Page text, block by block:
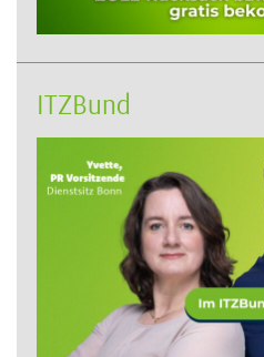
ITZBund